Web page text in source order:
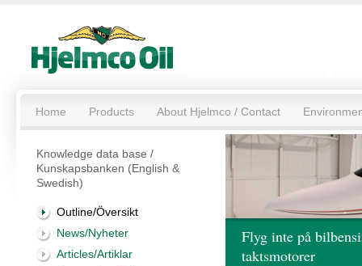
Home Products About Hjelmco / Contact
Knowledge data base /
Kunskapsbanken (English &
Swedish)
Outline/Översikt
News/Nyheter
Articles/Artiklar
Flyg inte på
taktsmotorer